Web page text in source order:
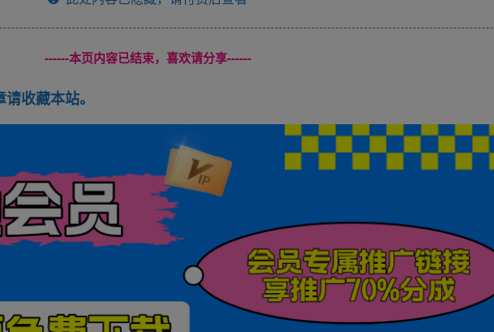
------本页内容已结束，喜欢请分享------
收藏本站。